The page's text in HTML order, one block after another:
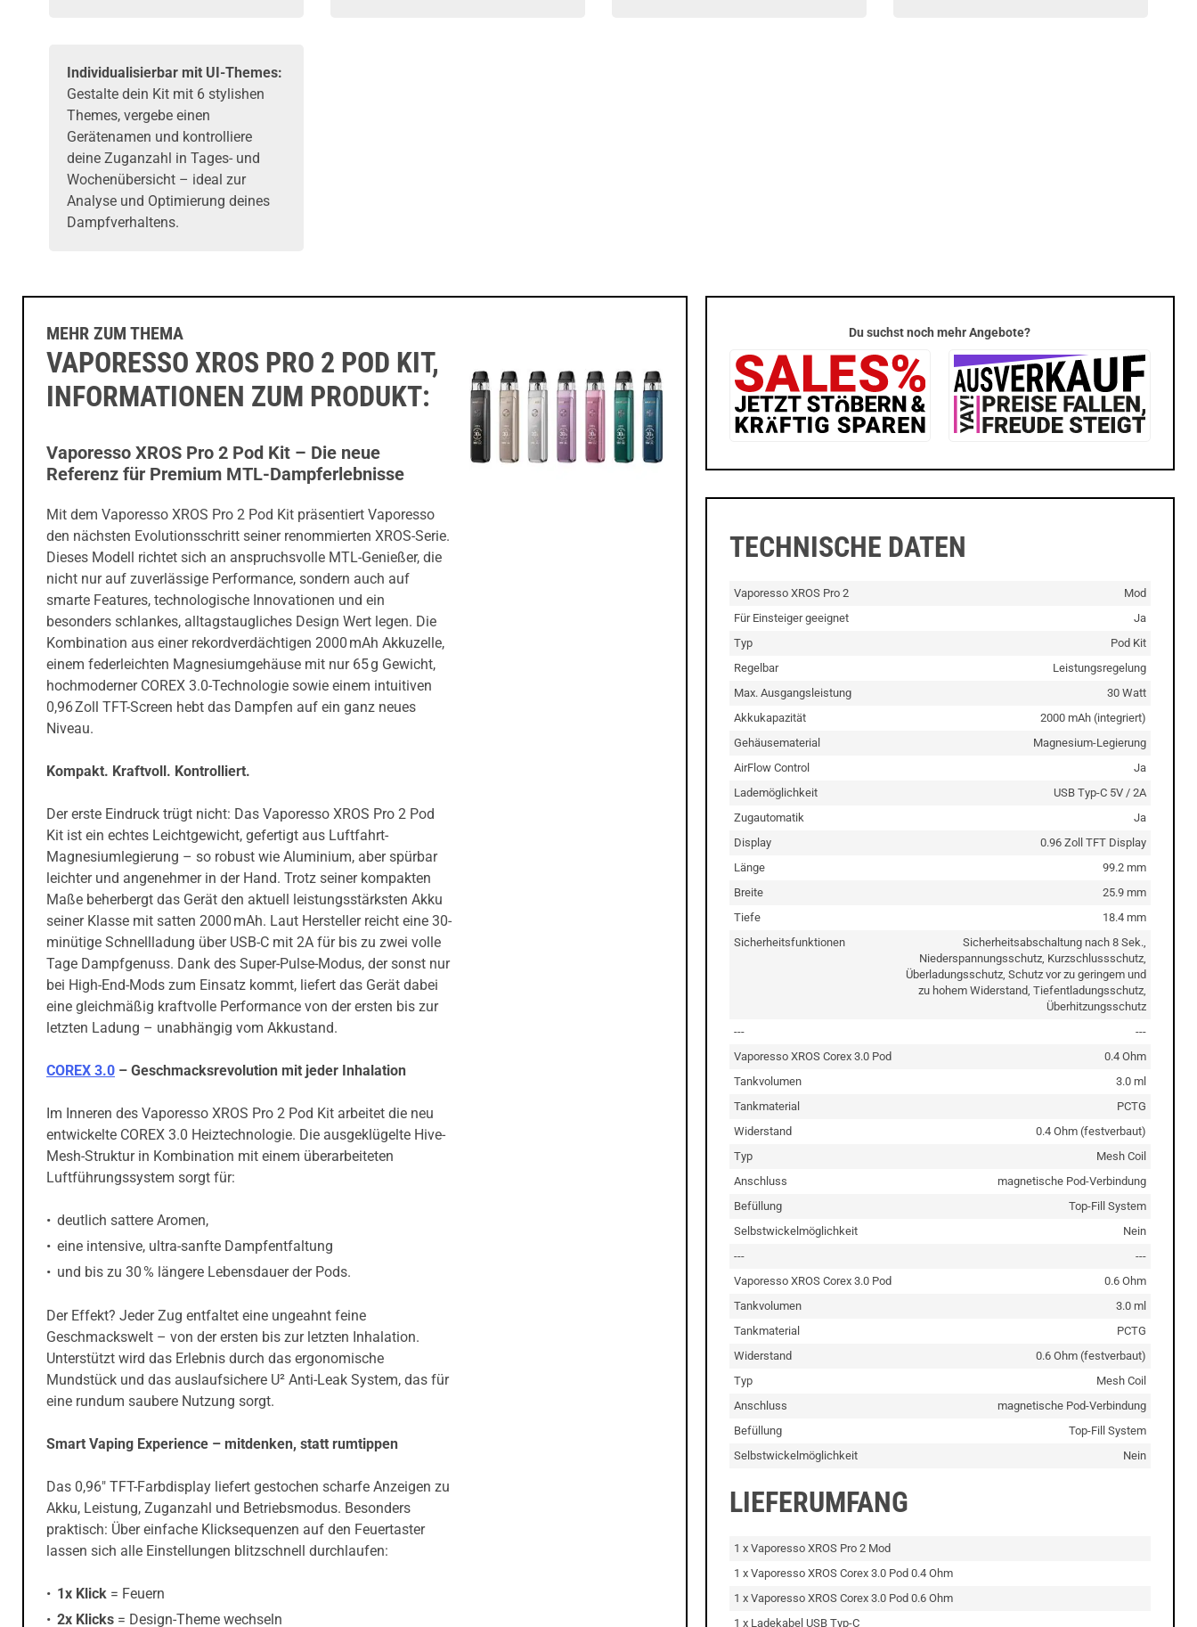
Individualisierbar mit UI-Themes:
Gestalte dein Kit mit 6 stylishen
Themes, vergebe einen
Gerätenamen und kontrolliere
deine Zuganzahl in Tages- und
Wochenübersicht – ideal zur
Analyse und Optimierung deines
Dampfverhaltens.
MEHR ZUM THEMA
VAPORESSO XROS PRO 2 POD KIT,
INFORMATIONEN ZUM PRODUKT:
Vaporesso XROS Pro 2 Pod Kit – Die neue
Referenz für Premium MTL-Dampferlebnisse
Mit dem Vaporesso XROS Pro 2 Pod Kit präsentiert Vaporesso
den nächsten Evolutionsschritt seiner renommierten XROS-Serie.
Dieses Modell richtet sich an anspruchsvolle MTL-Genießer, die
nicht nur auf zuverlässige Performance, sondern auch auf
smarte Features, technologische Innovationen und ein
besonders schlankes, alltagstaugliches Design Wert legen. Die
Kombination aus einer rekordverdächtigen 2000 mAh Akkuzelle,
einem federleichten Magnesiumgehäuse mit nur 65 g Gewicht,
hochmoderner COREX 3.0-Technologie sowie einem intuitiven
0,96 Zoll TFT-Screen hebt das Dampfen auf ein ganz neues
Niveau.
Kompakt. Kraftvoll. Kontrolliert.
Der erste Eindruck trügt nicht: Das Vaporesso XROS Pro 2 Pod
Kit ist ein echtes Leichtgewicht, gefertigt aus Luftfahrt-
Magnesiumlegierung – so robust wie Aluminium, aber spürbar
leichter und angenehmer in der Hand. Trotz seiner kompakten
Maße beherbergt das Gerät den aktuell leistungsstärksten Akku
seiner Klasse mit satten 2000 mAh. Laut Hersteller reicht eine 30-
minütige Schnellladung über USB-C mit 2A für bis zu zwei volle
Tage Dampfgenuss. Dank des Super-Pulse-Modus, der sonst nur
bei High-End-Mods zum Einsatz kommt, liefert das Gerät dabei
eine gleichmäßig kraftvolle Performance von der ersten bis zur
letzten Ladung – unabhängig vom Akkustand.
COREX 3.0 – Geschmacksrevolution mit jeder Inhalation
Im Inneren des Vaporesso XROS Pro 2 Pod Kit arbeitet die neu
entwickelte COREX 3.0 Heiztechnologie. Die ausgeklügelte Hive-
Mesh-Struktur in Kombination mit einem überarbeiteten
Luftführungssystem sorgt für:
deutlich sattere Aromen,
eine intensive, ultra-sanfte Dampfentfaltung
und bis zu 30 % längere Lebensdauer der Pods.
Der Effekt? Jeder Zug entfaltet eine ungeahnt feine
Geschmackswelt – von der ersten bis zur letzten Inhalation.
Unterstützt wird das Erlebnis durch das ergonomische
Mundstück und das auslaufsichere U² Anti-Leak System, das für
eine rundum saubere Nutzung sorgt.
Smart Vaping Experience – mitdenken, statt rumtippen
Das 0,96" TFT-Farbdisplay liefert gestochen scharfe Anzeigen zu
Akku, Leistung, Zuganzahl und Betriebsmodus. Besonders
praktisch: Über einfache Klicksequenzen auf den Feuertaster
lassen sich alle Einstellungen blitzschnell durchlaufen:
1x Klick = Feuern
2x Klicks = Design-Theme wechseln
Du suchst noch mehr Angebote?
TECHNISCHE DATEN
Vaporesso XROS Pro 2
Mod
Für Einsteiger geeignet
Ja
Typ
Pod Kit
Regelbar
Leistungsregelung
Max. Ausgangsleistung
30 Watt
Akkukapazität
2000 mAh (integriert)
Gehäusematerial
Magnesium-Legierung
AirFlow Control
Ja
Lademöglichkeit
USB Typ-C 5V / 2A
Zugautomatik
Ja
Display
0.96 Zoll TFT Display
Länge
99.2 mm
Breite
25.9 mm
Tiefe
18.4 mm
Sicherheitsfunktionen
Sicherheitsabschaltung nach 8 Sek.,
Niederspannungsschutz, Kurzschlussschutz,
Überladungsschutz, Schutz vor zu geringem und
zu hohem Widerstand, Tiefentladungsschutz,
Überhitzungsschutz
---
---
Vaporesso XROS Corex 3.0 Pod
0.4 Ohm
Tankvolumen
3.0 ml
Tankmaterial
PCTG
Widerstand
0.4 Ohm (festverbaut)
Typ
Mesh Coil
Anschluss
magnetische Pod-Verbindung
Befüllung
Top-Fill System
Selbstwickelmöglichkeit
Nein
---
---
Vaporesso XROS Corex 3.0 Pod
0.6 Ohm
Tankvolumen
3.0 ml
Tankmaterial
PCTG
Widerstand
0.6 Ohm (festverbaut)
Typ
Mesh Coil
Anschluss
magnetische Pod-Verbindung
Befüllung
Top-Fill System
Selbstwickelmöglichkeit
Nein
LIEFERUMFANG
1 x Vaporesso XROS Pro 2 Mod
1 x Vaporesso XROS Corex 3.0 Pod 0.4 Ohm
1 x Vaporesso XROS Corex 3.0 Pod 0.6 Ohm
1 x Ladekabel USB Typ-C